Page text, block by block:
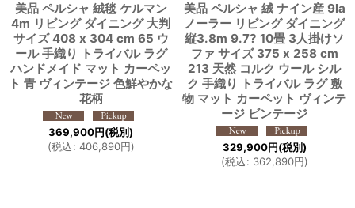
美品 ペルシャ 絨毯 ケルマン
4m リビング ダイニング 大判
サイズ 408 x 304 cm 65 ウ
ール 手織り トライバル ラグ
ハンドメイド マット カーペッ
ト 青 ヴィンテージ 色鮮やかな
花柄
369,900円(税別)
(税込: 406,890円)
美品 ペルシャ 絨 ナイン産 9la
ノーラー リビング ダイニング
縦3.8m 9.7? 10畳 3人掛けソ
ファ サイズ 375 x 258 cm
213 天然 コルク ウール シル
ク 手織り トライバル ラグ 敷
物 マット カーペット ヴィンテ
ージ ビンテージ
329,900円(税別)
(税込: 362,890円)